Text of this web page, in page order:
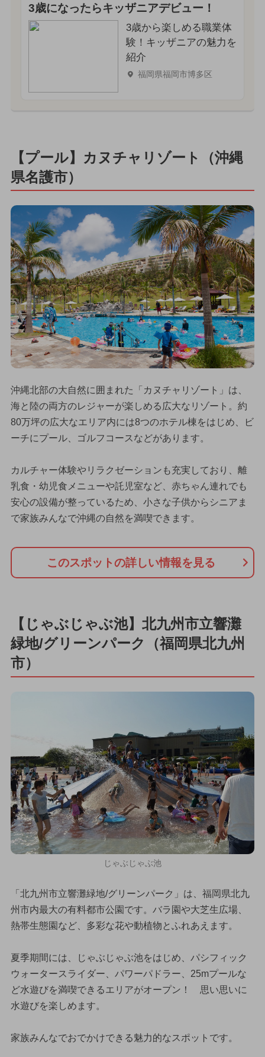
3歳になったらキッザニアデビュー！
3歳から楽しめる職業体
験！キッザニアの魅力を
紹介
福岡県福岡市博多区
【プール】カヌチャリゾート（沖縄
県名護市）
沖縄北部の大自然に囲まれた「カヌチャリゾート」は、
海と陸の両方のレジャーが楽しめる広大なリゾート。約
80万坪の広大なエリア内には8つのホテル棟をはじめ、ビ
ーチにプール、ゴルフコースなどがあります。
カルチャー体験やリラクゼーションも充実しており、離
乳食・幼児食メニューや託児室など、赤ちゃん連れでも
安心の設備が整っているため、小さな子供からシニアま
で家族みんなで沖縄の自然を満喫できます。
このスポットの詳しい情報を見る
【じゃぶじゃぶ池】北九州市立響灘
緑地/グリーンパーク（福岡県北九州
市）
じゃぶじゃぶ池
「北九州市立響灘緑地/グリーンパーク」は、福岡県北九
州市内最大の有料都市公園です。バラ園や大芝生広場、
熱帯生態園など、多彩な花や動植物とふれあえます。
夏季期間には、じゃぶじゃぶ池をはじめ、パシフィック
ウォータースライダー、パワーパドラー、25mプールな
ど水遊びを満喫できるエリアがオープン！ 思い思いに
水遊びを楽しめます。
家族みんなでおでかけできる魅力的なスポットです。